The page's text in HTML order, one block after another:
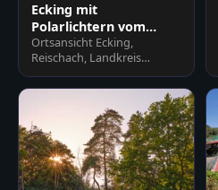
Ecking mit
Polarlichtern vom
19.01.26, Reischach,
Altötting
Ortsansicht Ecking,
Reischach, Landkreis
Altötting, Oberbayern.
Faszinierendes Polarlicht